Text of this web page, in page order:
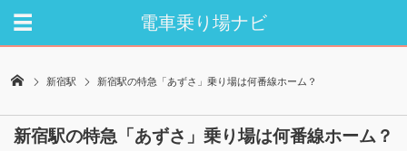
電車乗り場ナビ
新宿駅 新宿駅の特急「あずさ」乗り場は何番線ホーム？
新宿駅の特急「あずさ」乗り場は何番線ホーム？